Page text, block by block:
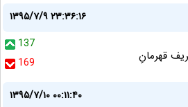
۱۳۹۵/۷/۹ ۲۳:۳۶:۱۶
137
169
قهرمانِ
۱۳۹۵/۷/۱۰ ۰۰:۱۱:۴۰